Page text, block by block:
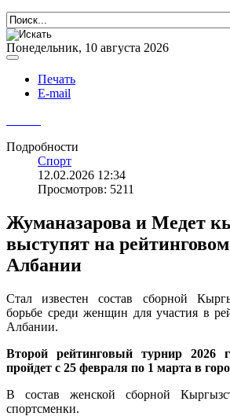
Понедельник, 10 августа 2026
Печать
E-mail
Подробности
Спорт
12.02.2026 12:34
Просмотров: 5211
Жуманазарова и Медет
выступят на
Албании
Стал известен состав сборной
борьбе среди женщин для участия в
Албании.
Второй рейтинговый турнир 2026
пройдет с 25 февраля по 1 марта в
В состав женской сборной
спортсменки.